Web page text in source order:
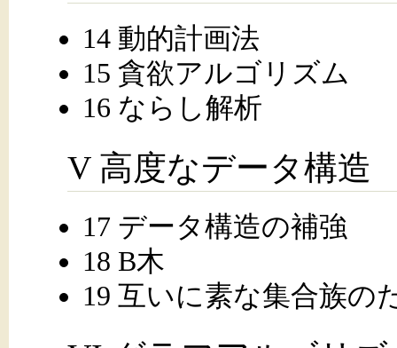
14 動的計画法
15 貪欲アルゴリズム
16 ならし解析
V 高度なデータ構造
17 データ構造の補強
18 B木
19 互いに素な集合族の